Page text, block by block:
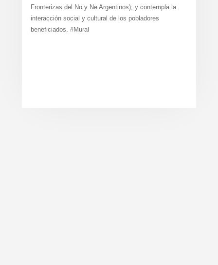
Fronterizas del No y Ne Argentinos), y contempla la
interacción social y cultural de los pobladores
beneficiados. #Mural